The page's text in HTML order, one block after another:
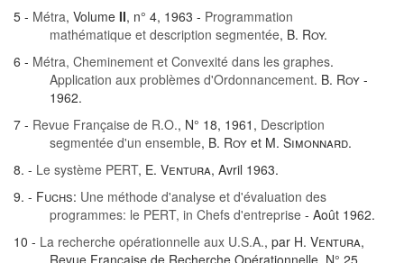
5 - Métra, Volume II, n° 4, 1963 - Programmation
mathématique et description segmentée, B. Roy.
6 - Métra, Cheminement et Convexité dans les graphes.
Application aux problèmes d'Ordonnancement. B. Roy -
1962.
7 - Revue Française de R.O., N° 18, 1961, Description
segmentée d'un ensemble, B. Roy et M. Simonnard.
8. - Le système PERT, E. Ventura, Avril 1963.
9. - Fuchs: Une méthode d'analyse et d'évaluation des
programmes: le PERT, in Chefs d'entreprise - Août 1962.
10 - La recherche opérationnelle aux U.S.A., par H. Ventura,
Revue Française de Recherche Opérationnelle, N° 25,